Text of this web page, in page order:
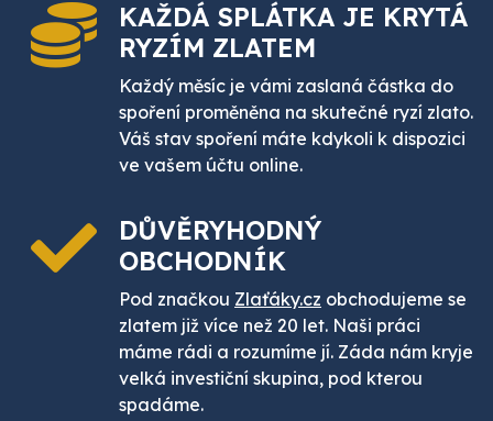
KAŽDÁ SPLÁTKA JE KRYTÁ
RYZÍM ZLATEM
Každý měsíc je vámi zaslaná částka do
spoření proměněna na skutečné ryzí zlato.
Váš stav spoření máte kdykoli k dispozici
ve vašem účtu online.
DŮVĚRYHODNÝ
OBCHODNÍK
Pod značkou Zlaťáky.cz obchodujeme se
zlatem již více než 20 let. Naši práci
máme rádi a rozumíme jí. Záda nám kryje
velká investiční skupina, pod kterou
spadáme.